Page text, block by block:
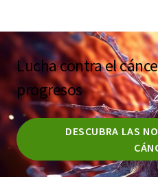
Lucha contra el
progresos
DESCUBRA LAS